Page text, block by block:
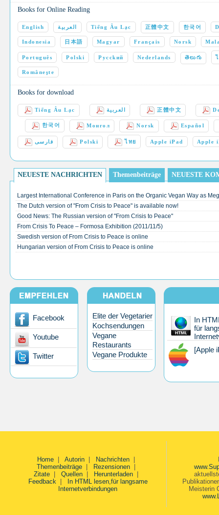
Books for Online Reading
English العربية Tiếng Âu Lạc 正體中文 한국어
Indonesia 日本語 Magyar Français Norsk
Português Polski Pycckий Nederlands తెలుగు
Româneşte
Books for download
Tiếng Âu Lạc العربية 正體中文
한국어 Монгол Norsk Español
فارسی Polski ไทย Apple iPad Apple
NEUESTE NACHRICHTEN Themenbeiträge NEUESTE
Facebook
Youtube
Twitter
Elite der Vegetarier
Kochsendungen
Vegane
Restaurants
Vegane Produkte
In
für
[Apple
Home| Autorin| Nachrichten|
Themenbeiträge| Rezensionen|
Zitate| Quellen| Herunterladen|
Feedback|
In HTML lesen,für langsame
Internetverbindungen
Meisterin